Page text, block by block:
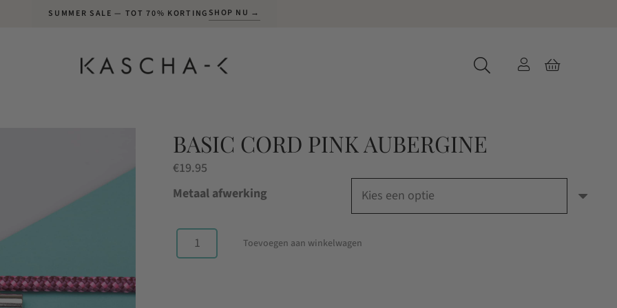
SUMMER SALE — TOT 70% KORTING SHOP NU →
BASIC CORD PINK AUBERGINE
€19.95
Metaal afwerking
Basic
Toevoegen aan winkelwagen